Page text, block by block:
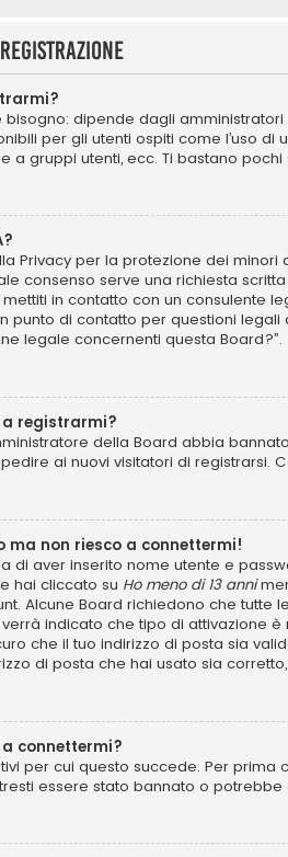
bisogno: dipende dagli
per gli utenti ospiti come l’uso
a gruppi utenti, ecc. Ti bastano
Privacy per la protezione dei
consenso serve una richiesta
in contatto con un consulente
punto di contatto per questioni
legale concernenti questa Board?”.
a registrarmi?
della Board abbia
ai nuovi visitatori di registrarsi.
ma non riesco a connettermi!
di aver inserito nome utente e
hai cliccato su Ho meno di 13 anni
Alcune Board richiedono che tutte
indicato che tipo di attivazione
che il tuo indirizzo di posta sia
di posta che hai usato sia
a connettermi?
per cui questo succede. Per
essere stato bannato o